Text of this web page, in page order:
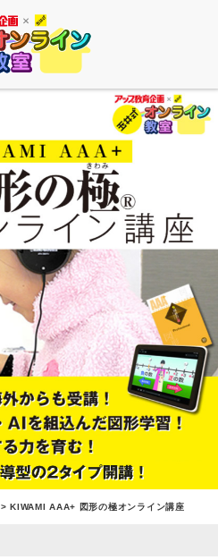
> KIWAMI AAA+ 図形の極オンライン講座